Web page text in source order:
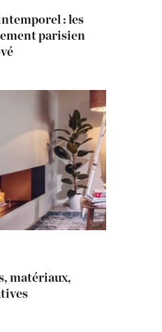
: les
parisien
matériaux,